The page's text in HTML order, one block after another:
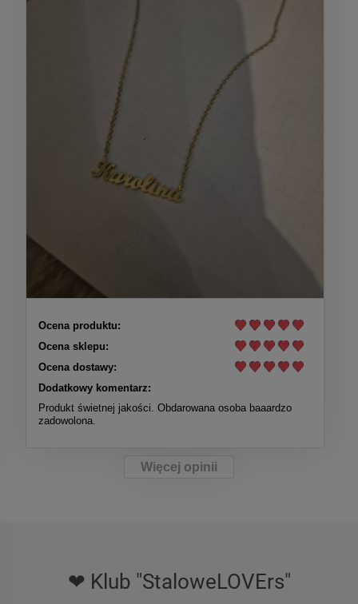
Ocena produktu:
Ocena sklepu:
Ocena dostawy:
Dodatkowy komentarz:
Produkt świetnej jakości. Obdarowana osoba baaardzo
zadowolona.
Więcej opinii
❤ Klub "StaloweLOVErs"